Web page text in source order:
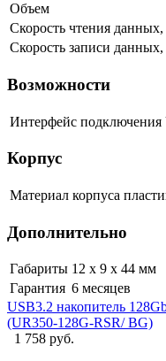
Объем
Скорость чтения
Скорость записи
Возможности
Интерфейс подключения
Корпус
Материал корпуса
Дополнительно
Габариты 12 x 9 x 44 мм
Гарантия 6 месяцев
USB3.2 накопитель
(UR350-128G-RSR/ BG)
1 758 руб.